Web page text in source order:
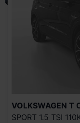
VOLKSWAGEN T
SPORT 1.5 TSI